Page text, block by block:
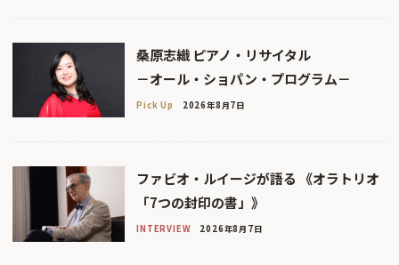
桑原志織 ピアノ・リサイタル
－オール・ショパン・プログラム－
Pick Up 2026年8月7日
ファビオ・ルイージが語る 《オラトリオ
「7つの封印の書」》
INTERVIEW 2026年8月7日